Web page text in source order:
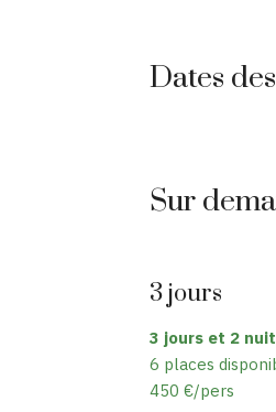
Dates
Sur
3 jours
3 jours et 2
6 places
450 €/pers